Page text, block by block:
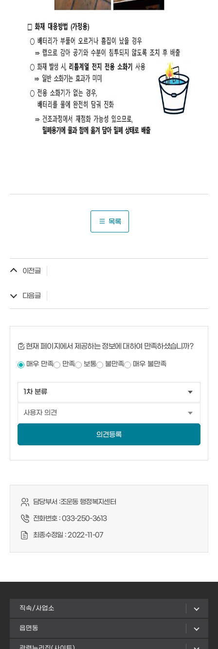
목록
이전글
다음글
현재 페이지에서 제공하는 정보에 대하여 만족하셨습니까?
매우 만족 만족 보통 불만족 매우 불만족
의견등록
담당부서 :조운동 행정복지센터
전화번호 :033-250-3613
최종수정일 :2022-11-07
직속/사업소
읍면동